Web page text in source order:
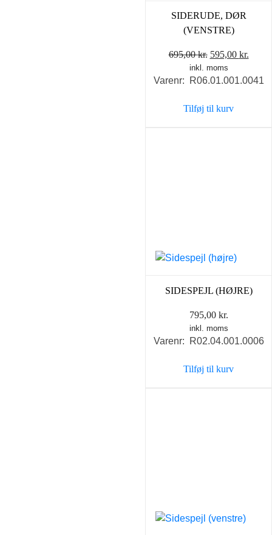
SIDERUDE, DØR
(VENSTRE)
695,00kr. Den
oprindelige
pris
695,00 kr..
595,00 kr.
pris
inkl. moms
Varenr: R06.01.001.0041
Tilføj til kurv
SIDESPEJL (HØJRE)
795,00 kr.
inkl. moms
Varenr: R02.04.001.0006
Tilføj til kurv